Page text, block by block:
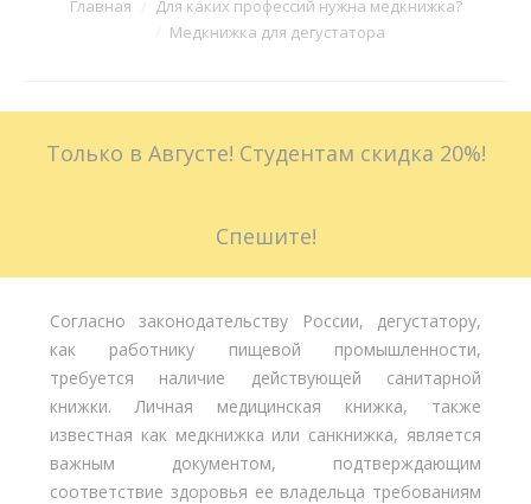
Больничные листы
Доставка
Вы здесь:Главная
Для каких профессий нужна медкнижка?
Медкнижка для дегустатора
Только в Августе! Студентам скидка 20%!
Спешите!
Согласно законодательству России, дегустатору,
как работнику пищевой промышленности,
требуется наличие действующей санитарной
книжки. Личная медицинская книжка, также
известная как медкнижка или санкнижка, является
важным документом, подтверждающим
соответствие здоровья ее владельца требованиям